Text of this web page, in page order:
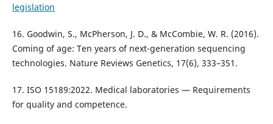
legislation
16. Goodwin, S., McPherson, J. D., & McCombie, W. R. (2016).
Coming of age: Ten years of next-generation sequencing
technologies. Nature Reviews Genetics, 17(6), 333–351.
17. ISO 15189:2022. Medical laboratories — Requirements
for quality and competence.